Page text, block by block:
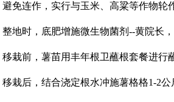
免连作，实行与玉米、高粱等作物轮
地时，底肥增施微生物菌剂--黄院长
栽前，薯苗用丰年根卫蘸根套餐进行
栽后，结合浇定根水冲施薯格格1-2公